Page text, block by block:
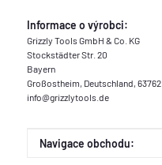
Informace o výrobci:
Grizzly Tools GmbH & Co. KG
Stockstädter Str. 20
Bayern
Großostheim, Deutschland, 63762
info@grizzlytools.de
Hodnota
Výrobce
Navigace obchodu: